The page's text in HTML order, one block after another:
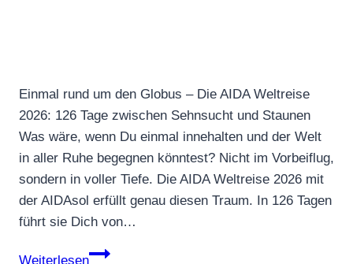
Einmal rund um den Globus – Die AIDA Weltreise
2026: 126 Tage zwischen Sehnsucht und Staunen
Was wäre, wenn Du einmal innehalten und der Welt
in aller Ruhe begegnen könntest? Nicht im Vorbeiflug,
sondern in voller Tiefe. Die AIDA Weltreise 2026 mit
der AIDAsol erfüllt genau diesen Traum. In 126 Tagen
führt sie Dich von…
Weiterlesen
Mit